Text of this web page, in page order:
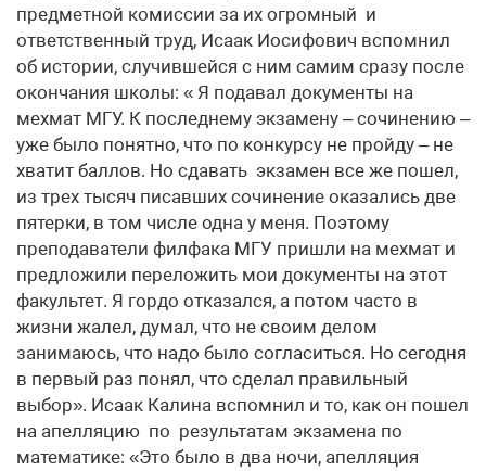
предметной комиссии за их огромный и
ответственный труд, Исаак Иосифович вспомнил
об истории, случившейся с ним самим сразу после
окончания школы: « Я подавал документы на
мехмат МГУ. К последнему экзамену – сочинению –
уже было понятно, что по конкурсу не пройду – не
хватит баллов. Но сдавать экзамен все же пошел,
из трех тысяч писавших сочинение оказались две
пятерки, в том числе одна у меня. Поэтому
преподаватели филфака МГУ пришли на мехмат и
предложили переложить мои документы на этот
факультет. Я гордо отказался, а потом часто в
жизни жалел, думал, что не своим делом
занимаюсь, что надо было согласиться. Но сегодня
в первый раз понял, что сделал правильный
выбор». Исаак Калина вспомнил и то, как он пошел
на апелляцию по результатам экзамена по
математике: «Это было в два ночи, апелляция